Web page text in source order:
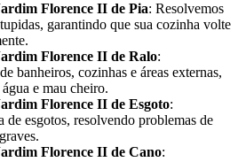
Florence II de Pia: Resolvemos
garantindo que sua cozinha volte
Florence II de Ralo:
banheiros, cozinhas e áreas externas,
e mau cheiro.
Florence II de Esgoto:
de esgotos, resolvendo problemas de
Florence II de Cano: